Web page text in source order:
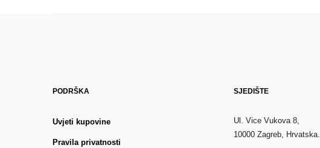
PODRŠKA
Uvjeti kupovine
Pravila privatnosti
SJEDIŠTE
Ul. Vice Vukova 8,
10000 Zagreb, Hrvatska.